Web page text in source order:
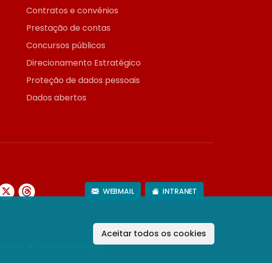
Aceitar todos os cookies
Contratos e convênios
Prestação de contas
Concursos públicos
Direcionamento Estratégico
Proteção de dados pessoais
Dados abertos
WEBMAIL INTRANET
Termos de Serviço).